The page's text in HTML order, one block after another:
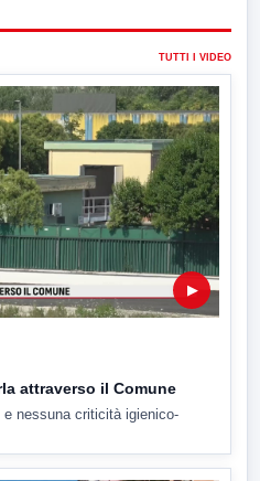
TUTTI I VIDEO
▶
attraverso il Comune
nessuna criticità igienico-